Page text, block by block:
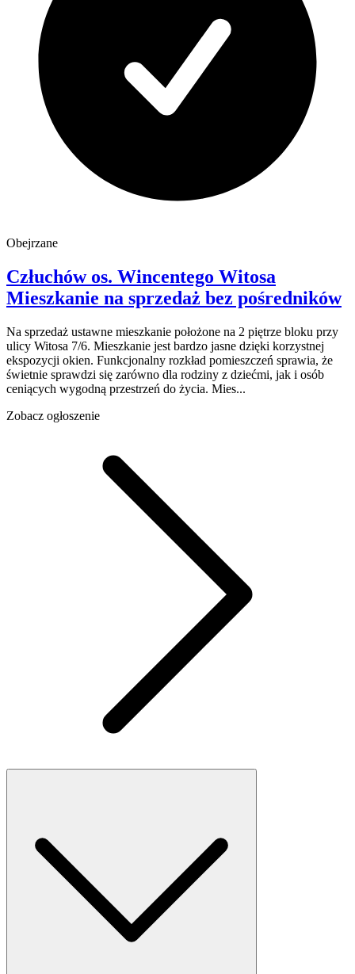
Obejrzane
Człuchów os. Wincentego Witosa
Mieszkanie na sprzedaż bez pośredników
Na sprzedaż ustawne mieszkanie położone na 2 piętrze bloku przy
ulicy Witosa 7/6. Mieszkanie jest bardzo jasne dzięki korzystnej
ekspozycji okien. Funkcjonalny rozkład pomieszczeń sprawia, że
świetnie sprawdzi się zarówno dla rodziny z dziećmi, jak i osób
ceniących wygodną przestrzeń do życia. Mies...
Zobacz ogłoszenie